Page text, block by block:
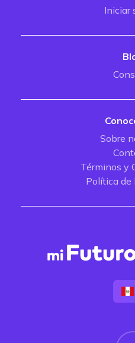
Iniciar
Sobre
Términos y
Política de